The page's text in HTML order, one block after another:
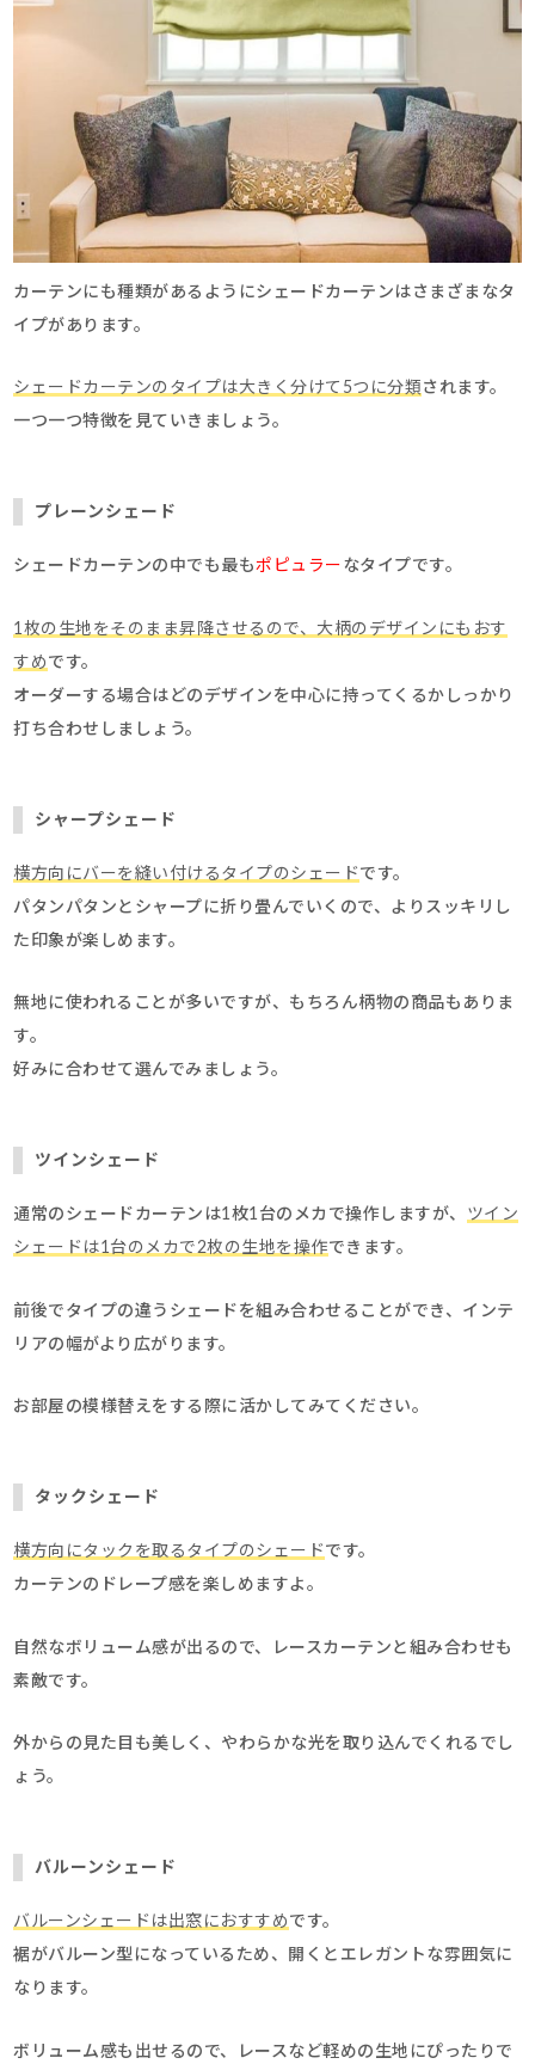
カーテンにも種類があるようにシェードカーテンはさまざまなタ
イプがあります。
シェードカーテンのタイプは大きく分けて5つに分類 されます。
一つ一つ特徴を見ていきましょう。
プレーンシェード
シェードカーテンの中でも最もポピュラー なタイプです。
1枚の生地をそのまま昇降させるので、大柄のデザインにもおす
すめ です。
オーダーする場合はどのデザインを中心に持ってくるかしっかり
打ち合わせしましょう。
シャープシェード
横方向にバーを縫い付けるタイプのシェード です。
パタンパタンとシャープに折り畳んでいくので、よりスッキリし
た印象が楽しめます。
無地に使われることが多いですが、もちろん柄物の商品もありま
す。
好みに合わせて選んでみましょう。
ツインシェード
通常のシェードカーテンは1枚1台のメカで操作しますが、 ツイン
シェードは1台のメカで2枚の生地を操作できます。
前後でタイプの違うシェードを組み合わせることができ、インテ
リアの幅がより広がります。
お部屋の模様替えをする際に活かしてみてください。
タックシェード
横方向にタックを取るタイプのシェード です。
カーテンのドレープ感を楽しめますよ。
自然なボリューム感が出るので、レースカーテンと組み合わせも
素敵です。
外からの見た目も美しく、やわらかな光を取り込んでくれるでし
ょう。
バルーンシェード
バルーンシェードは出窓におすすめ です。
裾がバルーン型になっているため、開くとエレガントな雰囲気に
なります。
ボリューム感も出せるので、レースなど軽めの生地にぴったりで